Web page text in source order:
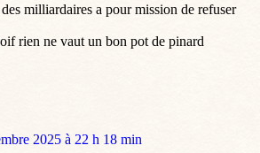
milliardaires a pour mission de refuser
rien ne vaut un bon pot de pinard
2025 à 22 h 18 min